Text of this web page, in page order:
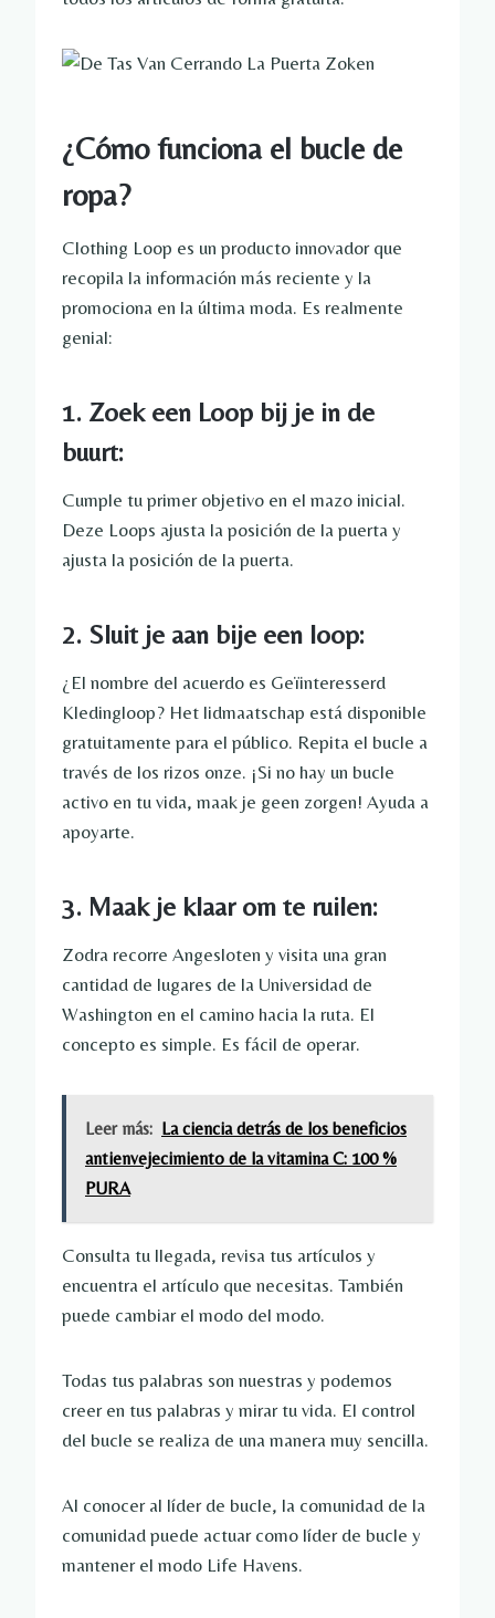
¿Cómo funciona el bucle de
ropa?
Clothing Loop es un producto innovador que
recopila la información más reciente y la
promociona en la última moda. Es realmente
genial:
1. Zoek een Loop bij je in de
buurt:
Cumple tu primer objetivo en el mazo inicial.
Deze Loops ajusta la posición de la puerta y
ajusta la posición de la puerta.
2. Sluit je aan bije een loop:
¿El nombre del acuerdo es Geïinteresserd
Kledingloop? Het lidmaatschap está disponible
gratuitamente para el público. Repita el bucle a
través de los rizos onze. ¡Si no hay un bucle
activo en tu vida, maak je geen zorgen! Ayuda a
apoyarte.
3. Maak je klaar om te ruilen:
Zodra recorre Angesloten y visita una gran
cantidad de lugares de la Universidad de
Washington en el camino hacia la ruta. El
concepto es simple. Es fácil de operar.
Leer más: La ciencia detrás de los beneficios
antienvejecimiento de la vitamina C: 100 %
PURA
Consulta tu llegada, revisa tus artículos y
encuentra el artículo que necesitas. También
puede cambiar el modo del modo.
Todas tus palabras son nuestras y podemos
creer en tus palabras y mirar tu vida. El control
del bucle se realiza de una manera muy sencilla.
Al conocer al líder de bucle, la comunidad de la
comunidad puede actuar como líder de bucle y
mantener el modo Life Havens.